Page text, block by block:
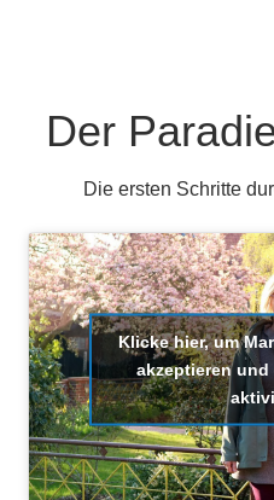
Der
Die ersten Schritte
Klicke hier, um
akzeptieren